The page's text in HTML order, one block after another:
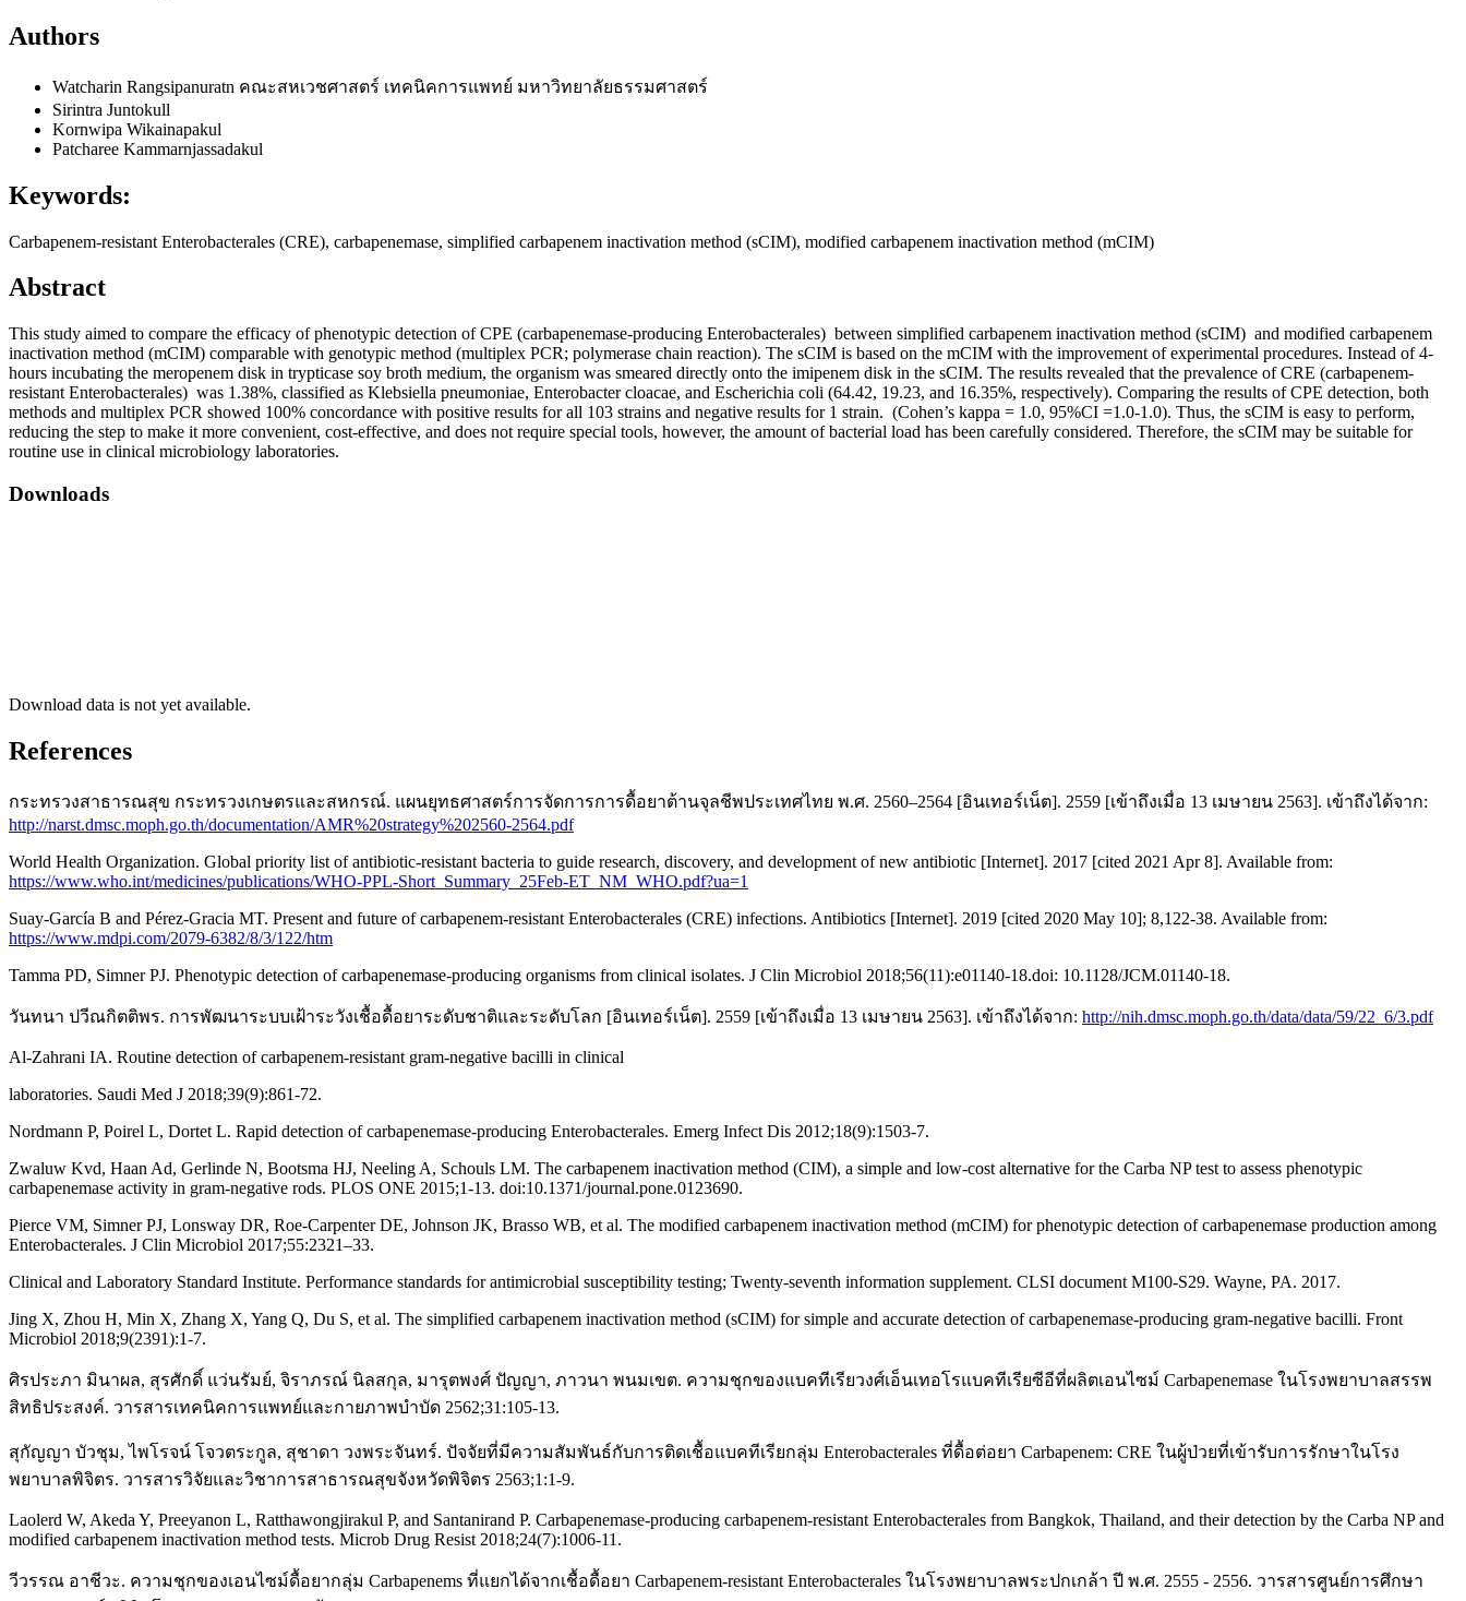
Authors
Watcharin Rangsipanuratn คณะสหเวชศาสตร์ เทคนิคการแพทย์ มหาวิทยาลัยธรรมศาสตร์
Sirintra Juntokull
Kornwipa Wikainapakul
Patcharee Kammarnjassadakul
Keywords:
Carbapenem-resistant Enterobacterales (CRE), carbapenemase, simplified carbapenem inactivation method (sCIM), modified carbapenem inactivation method (mCIM)
Abstract
This study aimed to compare the efficacy of phenotypic detection of CPE (carbapenemase-producing Enterobacterales) between simplified carbapenem inactivation method (sCIM) and modified carbapenem
inactivation method (mCIM) comparable with genotypic method (multiplex PCR; polymerase chain reaction). The sCIM is based on the mCIM with the improvement of experimental procedures. Instead of 4-
hours incubating the meropenem disk in trypticase soy broth medium, the organism was smeared directly onto the imipenem disk in the sCIM. The results revealed that the prevalence of CRE (carbapenem-
resistant Enterobacterales) was 1.38%, classified as Klebsiella pneumoniae, Enterobacter cloacae, and Escherichia coli (64.42, 19.23, and 16.35%, respectively). Comparing the results of CPE detection, both
methods and multiplex PCR showed 100% concordance with positive results for all 103 strains and negative results for 1 strain. (Cohen’s kappa = 1.0, 95%CI =1.0-1.0). Thus, the sCIM is easy to perform,
reducing the step to make it more convenient, cost-effective, and does not require special tools, however, the amount of bacterial load has been carefully considered. Therefore, the sCIM may be suitable for
routine use in clinical microbiology laboratories.
Downloads
Download data is not yet available.
References
กระทรวงสาธารณสุข กระทรวงเกษตรและสหกรณ์. แผนยุทธศาสตร์การจัดการการดื้อยาต้านจุลชีพประเทศไทย พ.ศ. 2560–2564 [อินเทอร์เน็ต]. 2559 [เข้าถึงเมื่อ 13 เมษายน 2563]. เข้าถึงได้จาก:
http://narst.dmsc.moph.go.th/documentation/AMR%20strategy%202560-2564.pdf
World Health Organization. Global priority list of antibiotic-resistant bacteria to guide research, discovery, and development of new antibiotic [Internet]. 2017 [cited 2021 Apr 8]. Available from:
https://www.who.int/medicines/publications/WHO-PPL-Short_Summary_25Feb-ET_NM_WHO.pdf?ua=1
Suay-García B and Pérez-Gracia MT. Present and future of carbapenem-resistant Enterobacterales (CRE) infections. Antibiotics [Internet]. 2019 [cited 2020 May 10]; 8,122-38. Available from:
https://www.mdpi.com/2079-6382/8/3/122/htm
Tamma PD, Simner PJ. Phenotypic detection of carbapenemase-producing organisms from clinical isolates. J Clin Microbiol 2018;56(11):e01140-18.doi: 10.1128/JCM.01140-18.
วันทนา ปวีณกิตติพร. การพัฒนาระบบเฝ้าระวังเชื้อดื้อยาระดับชาติและระดับโลก [อินเทอร์เน็ต]. 2559 [เข้าถึงเมื่อ 13 เมษายน 2563]. เข้าถึงได้จาก: http://nih.dmsc.moph.go.th/data/data/59/22_6/3.pdf
Al-Zahrani IA. Routine detection of carbapenem-resistant gram-negative bacilli in clinical
laboratories. Saudi Med J 2018;39(9):861-72.
Nordmann P, Poirel L, Dortet L. Rapid detection of carbapenemase-producing Enterobacterales. Emerg Infect Dis 2012;18(9):1503-7.
Zwaluw Kvd, Haan Ad, Gerlinde N, Bootsma HJ, Neeling A, Schouls LM. The carbapenem inactivation method (CIM), a simple and low-cost alternative for the Carba NP test to assess phenotypic
carbapenemase activity in gram-negative rods. PLOS ONE 2015;1-13. doi:10.1371/journal.pone.0123690.
Pierce VM, Simner PJ, Lonsway DR, Roe-Carpenter DE, Johnson JK, Brasso WB, et al. The modified carbapenem inactivation method (mCIM) for phenotypic detection of carbapenemase production among
Enterobacterales. J Clin Microbiol 2017;55:2321–33.
Clinical and Laboratory Standard Institute. Performance standards for antimicrobial susceptibility testing; Twenty-seventh information supplement. CLSI document M100-S29. Wayne, PA. 2017.
Jing X, Zhou H, Min X, Zhang X, Yang Q, Du S, et al. The simplified carbapenem inactivation method (sCIM) for simple and accurate detection of carbapenemase-producing gram-negative bacilli. Front
Microbiol 2018;9(2391):1-7.
ศิรประภา มินาผล, สุรศักดิ์ แว่นรัมย์, จิราภรณ์ นิลสกุล, มารุตพงศ์ ปัญญา, ภาวนา พนมเขต. ความชุกของแบคทีเรียวงศ์เอ็นเทอโรแบคทีเรียซีอีที่ผลิตเอนไซม์ Carbapenemase ในโรงพยาบาลสรรพ
สิทธิประสงค์. วารสารเทคนิคการแพทย์และกายภาพบำบัด 2562;31:105-13.
สุกัญญา บัวชุม, ไพโรจน์ โจวตระกูล, สุชาดา วงพระจันทร์. ปัจจัยที่มีความสัมพันธ์กับการติดเชื้อแบคทีเรียกลุ่ม Enterobacterales ที่ดื้อต่อยา Carbapenem: CRE ในผู้ป่วยที่เข้ารับการรักษาในโรง
พยาบาลพิจิตร. วารสารวิจัยและวิชาการสาธารณสุขจังหวัดพิจิตร 2563;1:1-9.
Laolerd W, Akeda Y, Preeyanon L, Ratthawongjirakul P, and Santanirand P. Carbapenemase-producing carbapenem-resistant Enterobacterales from Bangkok, Thailand, and their detection by the Carba NP and
modified carbapenem inactivation method tests. Microb Drug Resist 2018;24(7):1006-11.
วีวรรณ อาชีวะ. ความชุกของเอนไซม์ดื้อยากลุ่ม Carbapenems ที่แยกได้จากเชื้อดื้อยา Carbapenem-resistant Enterobacterales ในโรงพยาบาลพระปกเกล้า ปี พ.ศ. 2555 - 2556. วารสารศูนย์การศึกษา